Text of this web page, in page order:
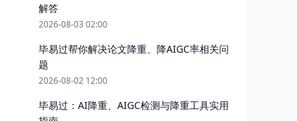
解答
2026-08-03 02:00
毕易过帮你解决论文降重、降AIGC率相关问
题
2026-08-02 12:00
毕易过：AI降重、AIGC检测与降重工具实用